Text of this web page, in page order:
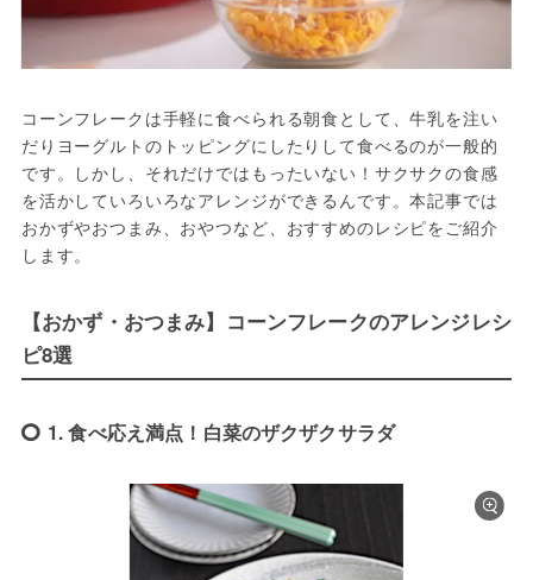
コーンフレークは手軽に食べられる朝食として、牛乳を注い
だりヨーグルトのトッピングにしたりして食べるのが一般的
です。しかし、それだけではもったいない！サクサクの食感
を活かしていろいろなアレンジができるんです。本記事では
おかずやおつまみ、おやつなど、おすすめのレシピをご紹介
します。
【おかず・おつまみ】コーンフレークのアレンジレシ
ピ8選
1. 食べ応え満点！白菜のザクザクサラダ